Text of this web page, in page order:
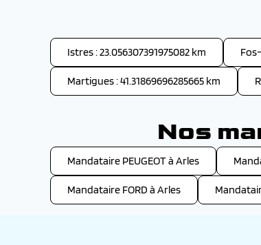
Istres : 23.056307391975082 km
Martigues : 41.31869696285665 km
Nos
Mandataire PEUGEOT à Arles
Mandataire FORD à Arles